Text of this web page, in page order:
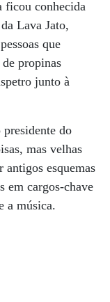
ficou conhecida
Lava Jato,
que
propinas
junto à
presidente do
mas velhas
antigos esquemas
em cargos-chave
a música.